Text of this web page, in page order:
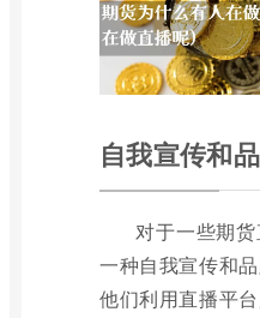
自我宣传和
对于一些期
一种自我宣传和
他们利用直播平